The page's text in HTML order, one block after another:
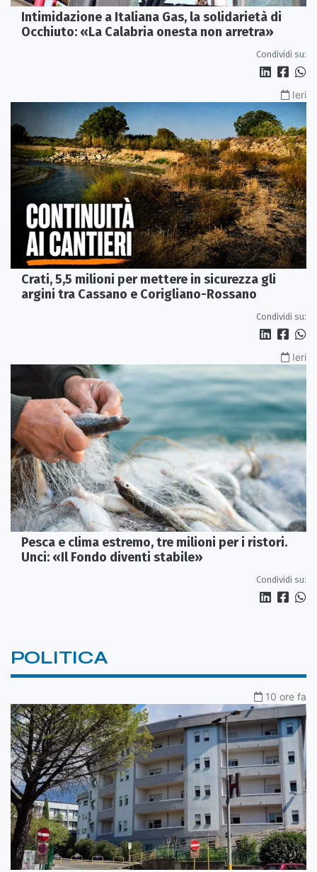
Intimidazione a Italiana Gas, la solidarietà di
Occhiuto: «La Calabria onesta non arretra»
Condividi su:
Ieri
Crati, 5,5 milioni per mettere in sicurezza gli
argini tra Cassano e Corigliano-Rossano
Condividi su:
Ieri
Pesca e clima estremo, tre milioni per i ristori.
Unci: «Il Fondo diventi stabile»
Condividi su:
POLITICA
10 ore fa